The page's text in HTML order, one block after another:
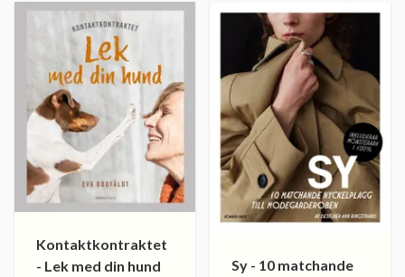
Kontaktkontraktet
- Lek med din hund
Sy - 10 matchande